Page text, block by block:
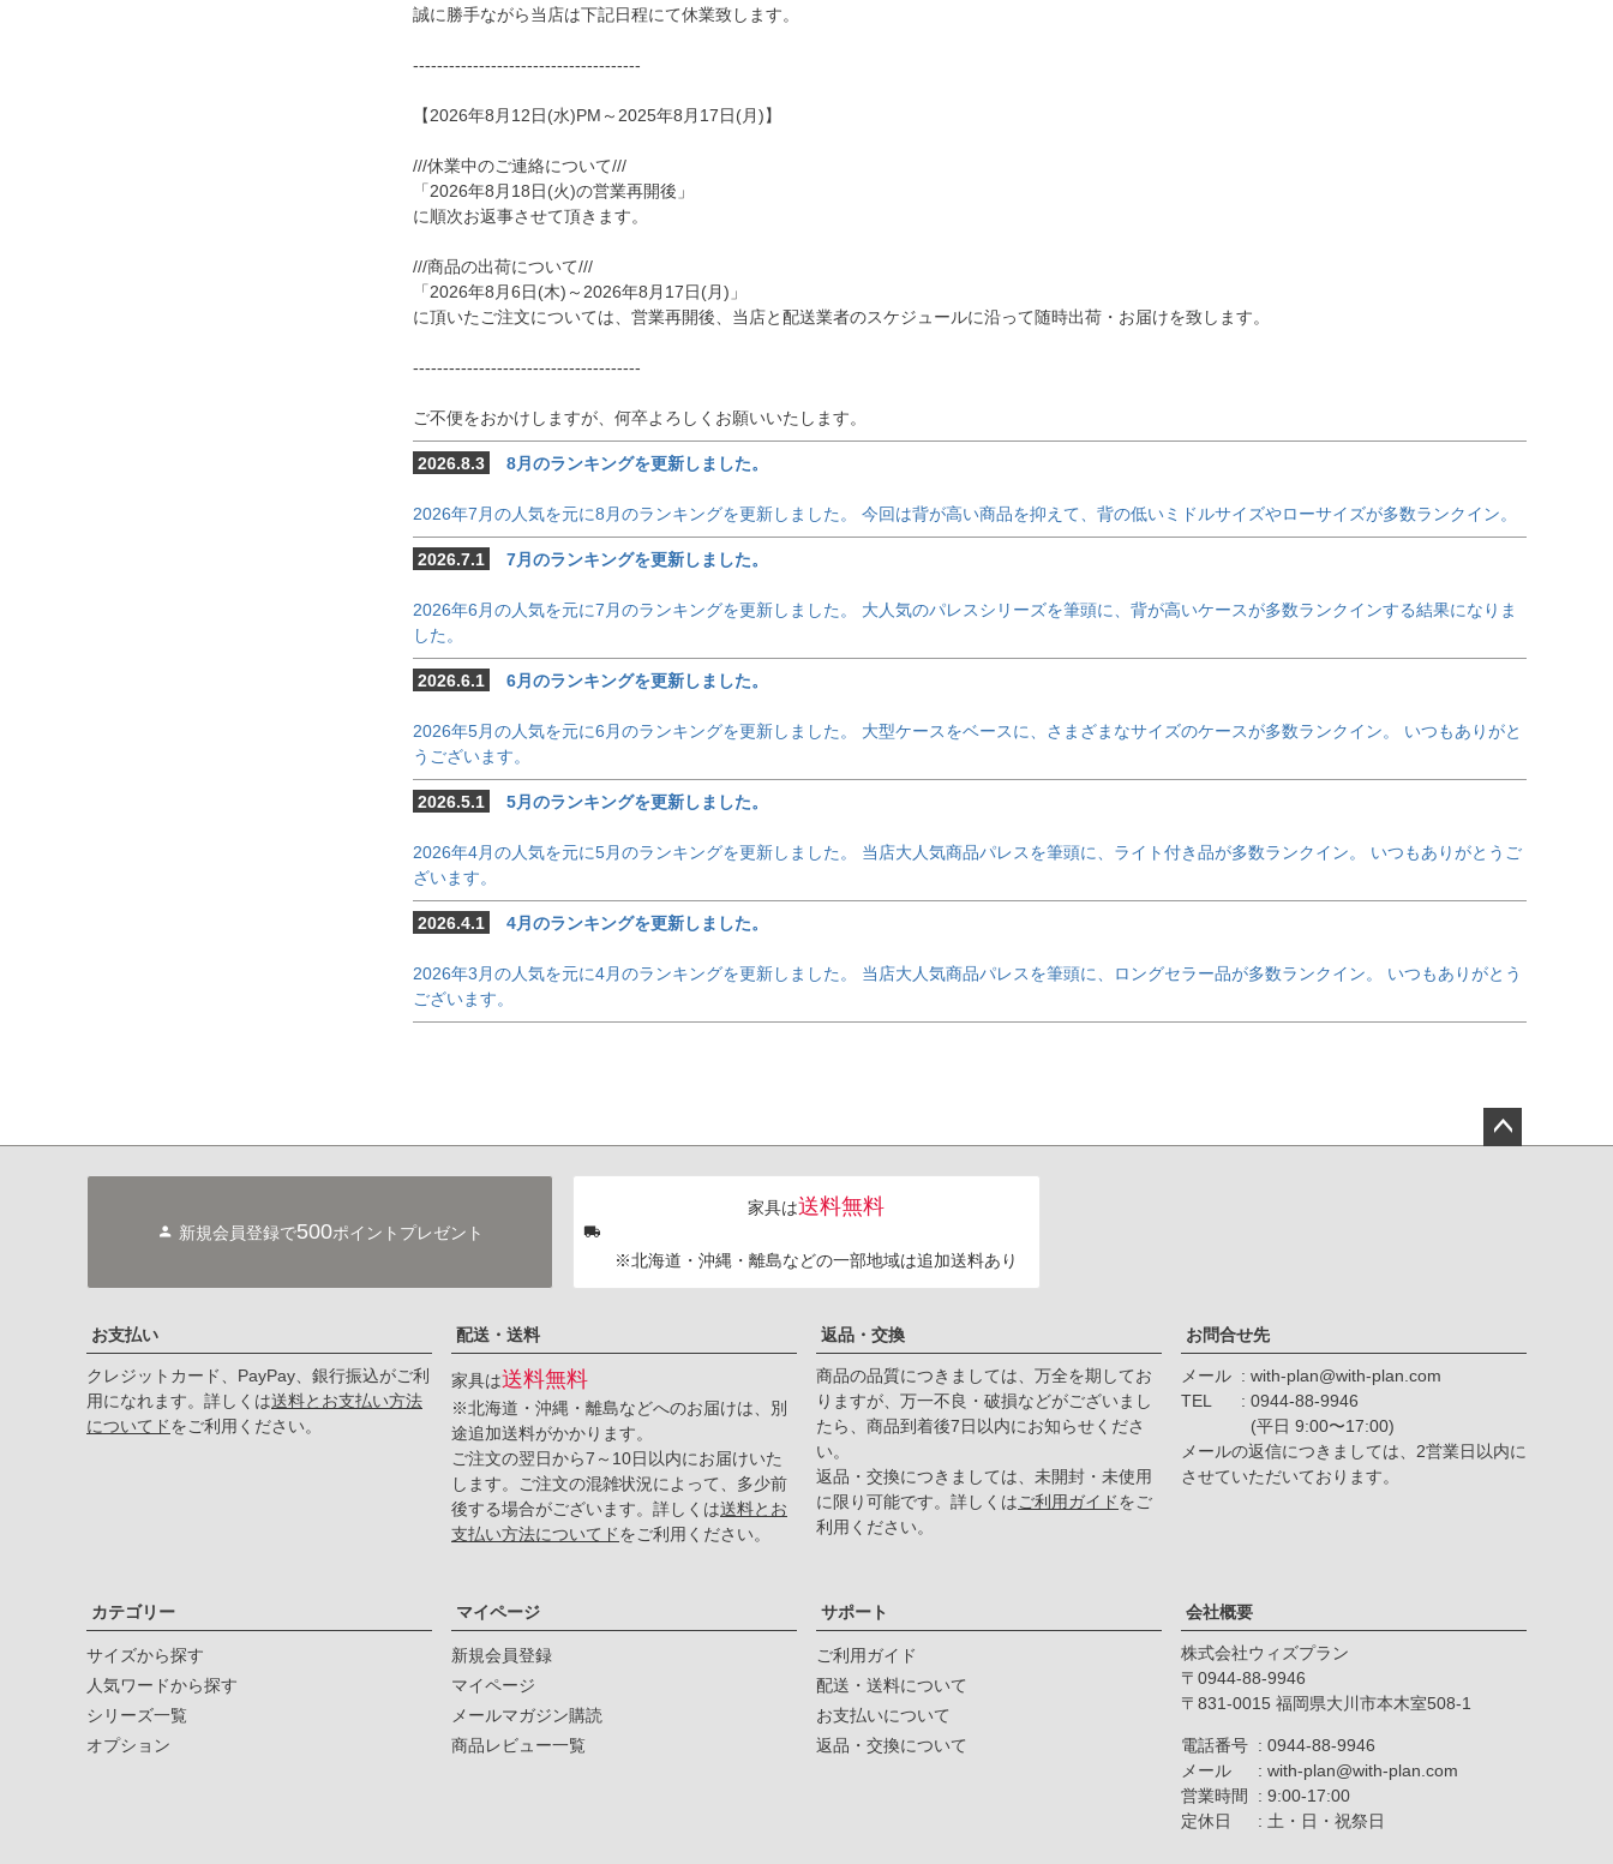
誠に勝手ながら当店は下記日程にて休業致します。
--------------------------------------
【2026年8月12日(水)PM～2025年8月17日(月)】
///休業中のご連絡について///
「2026年8月18日(火)の営業再開後」
に順次お返事させて頂きます。
///商品の出荷について///
「2026年8月6日(木)～2026年8月17日(月)」
に頂いたご注文については、営業再開後、当店と配送業者のスケジュールに沿って随時出荷・お届けを致します。
--------------------------------------
ご不便をおかけしますが、何卒よろしくお願いいたします。
2026.8.3 8月のランキングを更新しました。
2026年7月の人気を元に8月のランキングを更新しました。 今回は背が高い商品を抑えて、背の低いミドルサイズやローサイズが多数ランクイン。
2026.7.1 7月のランキングを更新しました。
2026年6月の人気を元に7月のランキングを更新しました。 大人気のパレスシリーズを筆頭に、背が高いケースが多数ランクインする結果になりま
した。
2026.6.1 6月のランキングを更新しました。
2026年5月の人気を元に6月のランキングを更新しました。 大型ケースをベースに、さまざまなサイズのケースが多数ランクイン。 いつもありがと
うございます。
2026.5.1 5月のランキングを更新しました。
2026年4月の人気を元に5月のランキングを更新しました。 当店大人気商品パレスを筆頭に、ライト付き品が多数ランクイン。 いつもありがとうご
ざいます。
2026.4.1 4月のランキングを更新しました。
2026年3月の人気を元に4月のランキングを更新しました。 当店大人気商品パレスを筆頭に、ロングセラー品が多数ランクイン。 いつもありがとう
ございます。
新規会員登録で500ポイントプレゼント
家具は送料無料
※北海道・沖縄・離島などの一部地域は追加送料あり
お支払い
クレジットカード、PayPay、銀行振込がご利
用になれます。詳しくは送料とお支払い方法
についてドをご利用ください。
配送・送料
家具は送料無料
※北海道・沖縄・離島などへのお届けは、別
途追加送料がかかります。
ご注文の翌日から7～10日以内にお届けいた
します。ご注文の混雑状況によって、多少前
後する場合がございます。詳しくは送料とお
支払い方法についてドをご利用ください。
返品・交換
商品の品質につきましては、万全を期してお
りますが、万一不良・破損などがございまし
たら、商品到着後7日以内にお知らせくださ
い。
返品・交換につきましては、未開封・未使用
に限り可能です。詳しくはご利用ガイドをご
利用ください。
お問合せ先
メール
with-plan@with-plan.com
TEL
0944-88-9946
(平日 9:00〜17:00)
メールの返信につきましては、2営業日以内に
させていただいております。
カテゴリー
サイズから探す
人気ワードから探す
シリーズ一覧
オプション
マイページ
新規会員登録
マイページ
メールマガジン購読
商品レビュー一覧
サポート
ご利用ガイド
配送・送料について
お支払いについて
返品・交換について
会社概要
株式会社ウィズプラン
0944-88-9946
〒831-0015 福岡県大川市本木室508-1
電話番号
0944-88-9946
メール
with-plan@with-plan.com
営業時間
9:00-17:00
定休日
土・日・祝祭日